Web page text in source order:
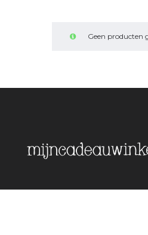
Geen producten